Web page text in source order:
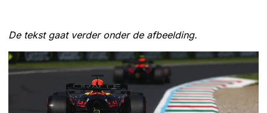
De tekst gaat verder onder de afbeelding.